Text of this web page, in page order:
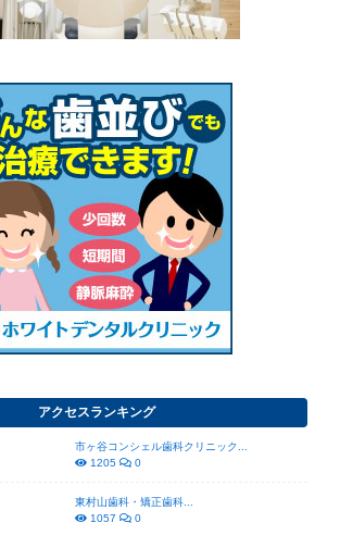
アクセスランキング
市ヶ谷コンシェル歯科クリニック...
1205
0
東村山歯科・矯正歯科...
1057
0